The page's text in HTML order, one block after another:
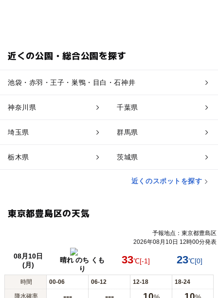
近くの公園・総合公園を探す
池袋・赤羽・王子・巣鴨・目白・石神井
神奈川県 千葉県
埼玉県 群馬県
栃木県 茨城県
近くのスポットを探す
東京都豊島区の天気
予報地点：東京都豊島区
2026年08月10日 12時00分発表
08月10日
(月)
晴れ のち くも
り
33℃[-1] 23℃[0]
時間 00-06 06-12 12-18 18-24
降水確率